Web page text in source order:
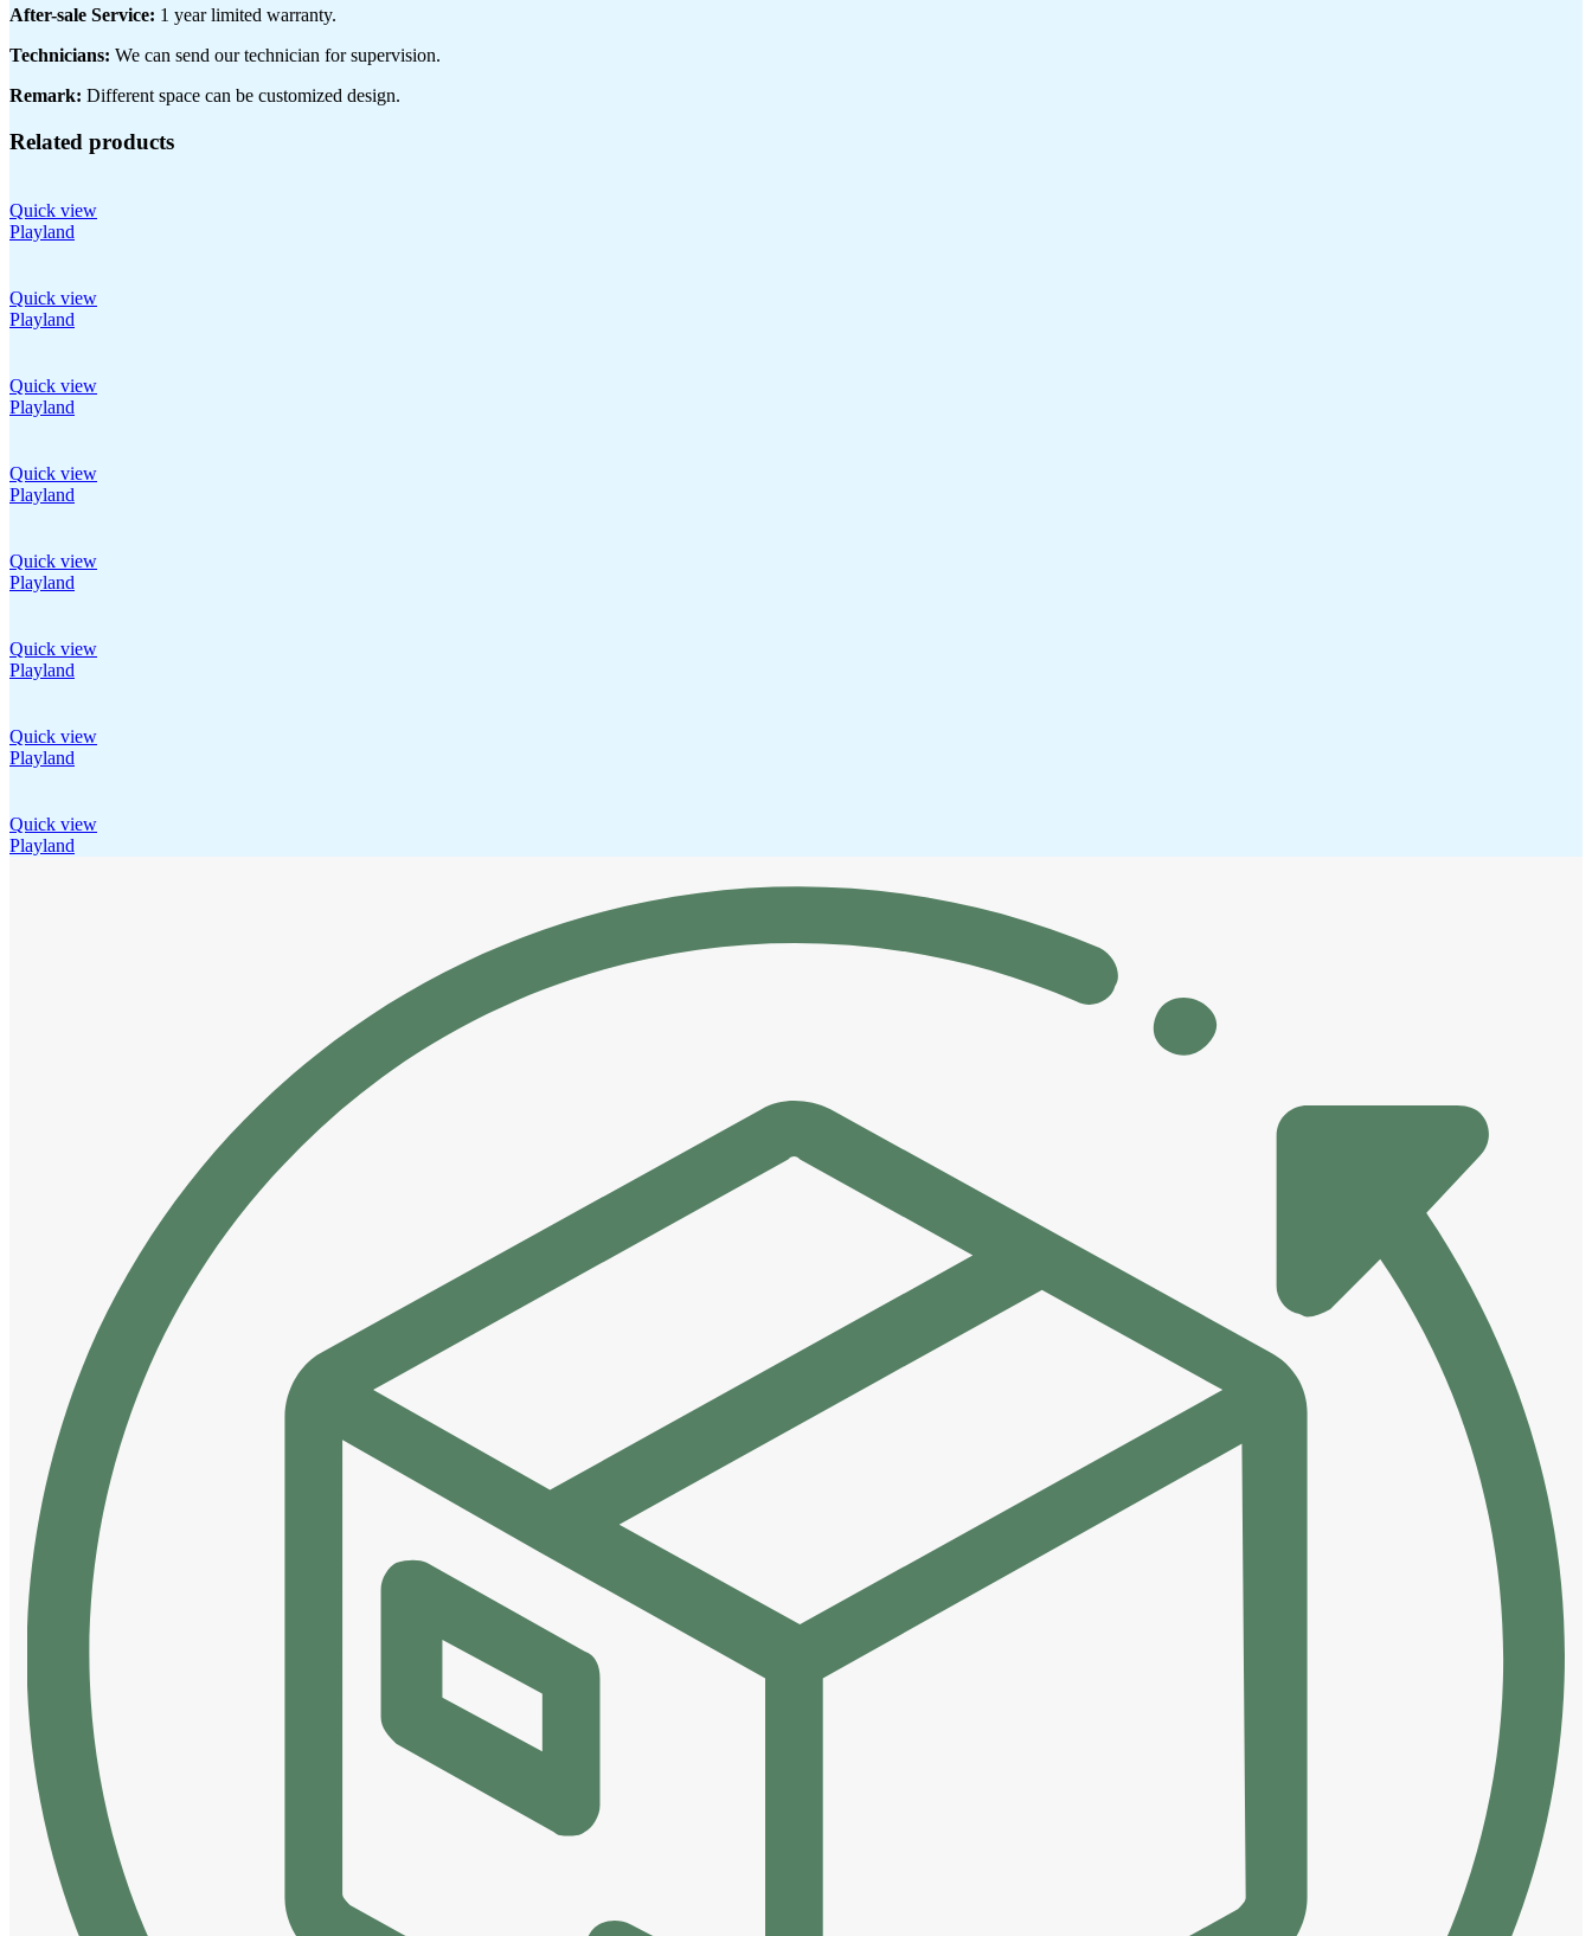
After-sale Service: 1 year limited warranty.
Technicians: We can send our technician for supervision.
Remark: Different space can be customized design.
Related products
Quick view
Playland
Quick view
Playland
Quick view
Playland
Quick view
Playland
Quick view
Playland
Quick view
Playland
Quick view
Playland
Quick view
Playland